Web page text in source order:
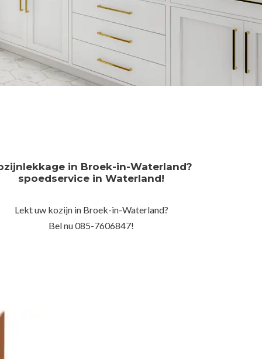
in Broek-in-Waterland?
spoedservice in Waterland!
Lekt uw kozijn in Broek-in-Waterland?
Bel nu 085-7606847!